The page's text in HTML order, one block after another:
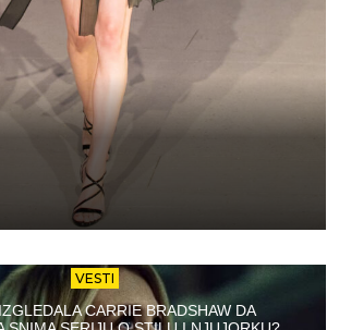
VESTI
CARRIE BRADSHAW DA